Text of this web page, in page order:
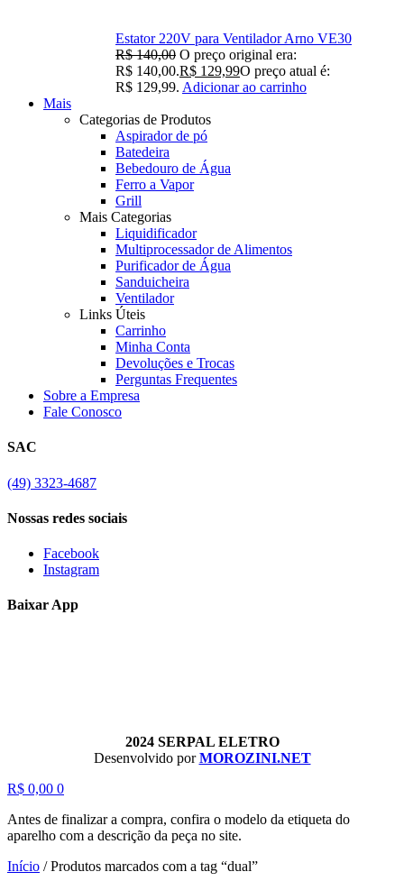
Estator 220V para Ventilador Arno VE30
R$140,00 O preço original era:
R$ 140,00.R$ 129,99O preço atual é:
R$ 129,99. Adicionar ao carrinho
Mais
Categorias de Produtos
Aspirador de pó
Batedeira
Bebedouro de Água
Ferro a Vapor
Grill
Mais Categorias
Liquidificador
Multiprocessador de Alimentos
Purificador de Água
Sanduicheira
Ventilador
Links Úteis
Carrinho
Minha Conta
Devoluções e Trocas
Perguntas Frequentes
Sobre a Empresa
Fale Conosco
SAC
(49) 3323-4687
Nossas redes sociais
Facebook
Instagram
Baixar App
2024 SERPAL ELETRO
Desenvolvido porMOROZINI.NET
R$ 0,00 0
Antes de finalizar a compra, confira o modelo da etiqueta do
aparelho com a descrição da peça no site.
Início /Produtos marcados com a tag “dual”